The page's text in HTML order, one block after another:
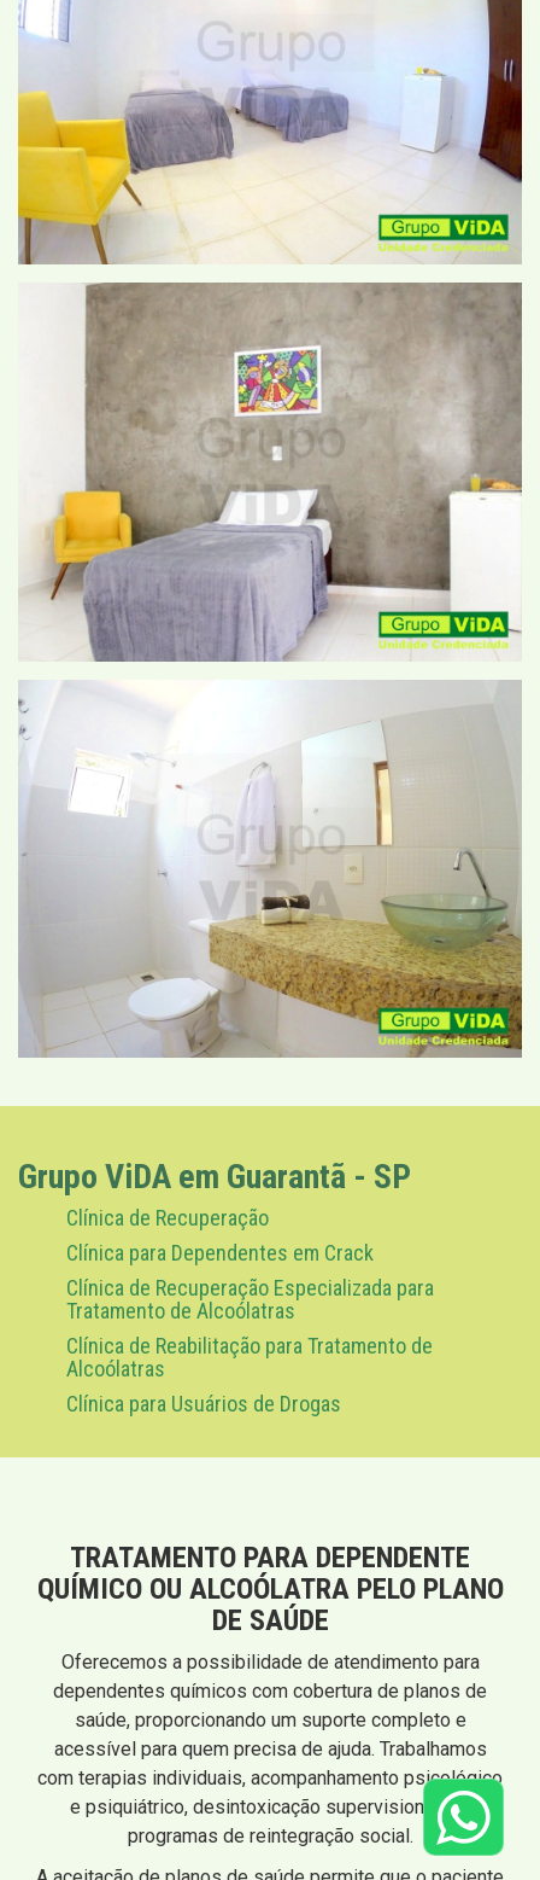
Grupo ViDA em Guarantã - SP
Clínica de Recuperação
Clínica para Dependentes em Crack
Clínica de Recuperação Especializada para
Tratamento de Alcoólatras
Clínica de Reabilitação para Tratamento de
Alcoólatras
Clínica para Usuários de Drogas
TRATAMENTO PARA DEPENDENTE
QUÍMICO OU ALCOÓLATRA PELO PLANO
DE SAÚDE
Oferecemos a possibilidade de atendimento para
dependentes químicos com cobertura de planos de
saúde, proporcionando um suporte completo e
acessível para quem precisa de ajuda. Trabalhamos
com terapias individuais, acompanhamento psicológico
e psiquiátrico, desintoxicação supervisionada e
programas de reintegração social.